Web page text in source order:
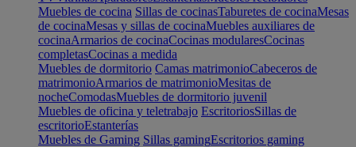
Muebles de cocina Sillas de cocinasTaburetes de cocinaMesas
de cocinaMesas y sillas de cocinaMuebles auxiliares de
cocinaArmarios de cocinaCocinas modularesCocinas
completasCocinas a medida
Muebles de dormitorio Camas matrimonioCabeceros de
matrimonioArmarios de matrimonioMesitas de
nocheComodasMuebles de dormitorio juvenil
Muebles de oficina y teletrabajo EscritoriosSillas de
escritorioEstanterías
Muebles de Gaming Sillas gamingEscritorios gaming